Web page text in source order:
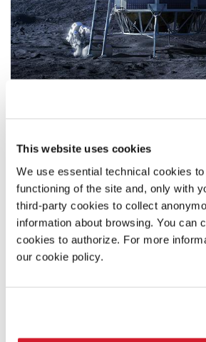
This website uses cookies
We use essential technical cookies
functioning of the site and, only with
third-party cookies to collect
information about browsing. You can
cookies to authorize. For more
our cookie policy.
DESIGN AS AN
Valentina Sumini (MIT Space
Media Lab/Politecnico di Milano),
Exploration Initiative, MIT Media
(XR Lab, European Space Agency)